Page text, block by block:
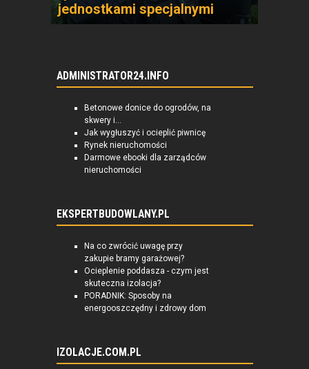
jednostkami specjalnymi
ADMINISTRATOR24.INFO
Betonowe donice do ogrodów, na
skwery i...
Jak wygłuszyć i ocieplić piwnicę
Rynek nieruchomości
Darmowe ebooki dla zarządców
nieruchomości
EKSPERTBUDOWLANY.PL
Na co zwrócić uwagę przy
zakupie bramy garażowej?
Ocieplenie poddasza - czym jest
skuteczna izolacja?
PORADNIK: Sposoby na
energooszczędny i zdrowy dom
IZOLACJE.COM.PL